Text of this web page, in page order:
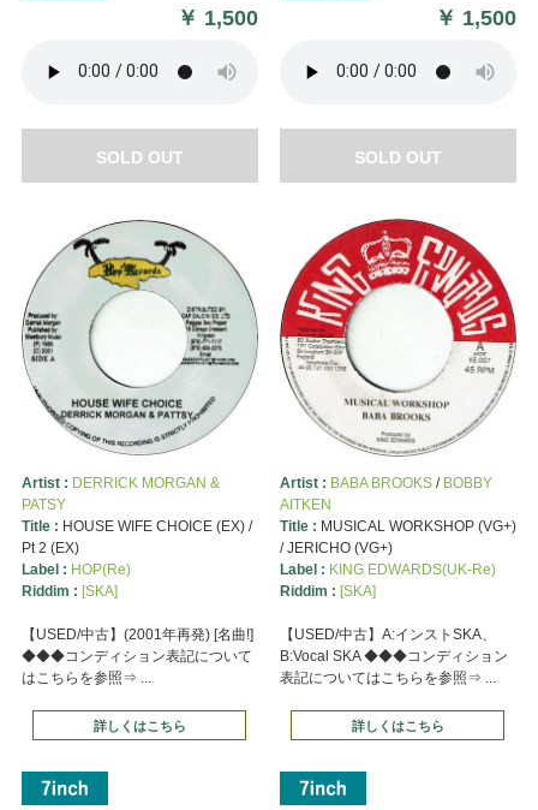
￥ 1,500
SOLD OUT
￥ 1,500
SOLD OUT
Artist : DERRICK MORGAN &
PATSY
Title : HOUSE WIFE CHOICE (EX) /
Pt 2 (EX)
Label : HOP(Re)
Riddim : [SKA]
【USED/中古】(2001年再発) [名曲!]
◆◆◆コンディション表記について
はこちらを参照⇒ ...
詳しくはこちら
Artist : BABA BROOKS/ BOBBY
AITKEN
Title : MUSICAL WORKSHOP (VG+)
/ JERICHO (VG+)
Label : KING EDWARDS(UK-Re)
Riddim : [SKA]
【USED/中古】A:インストSKA、
B:Vocal SKA ◆◆◆コンディション
表記についてはこちらを参照⇒ ...
詳しくはこちら